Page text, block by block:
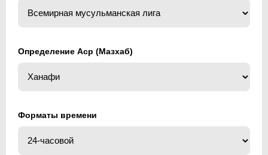
Определение Аср (Мазхаб)
Форматы времени